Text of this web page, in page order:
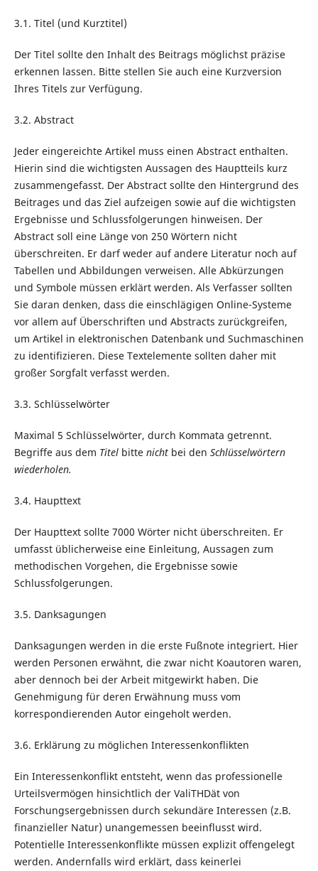
3.1. Titel (und Kurztitel)
Der Titel sollte den Inhalt des Beitrags möglichst präzise
erkennen lassen. Bitte stellen Sie auch eine Kurzversion
Ihres Titels zur Verfügung.
3.2. Abstract
Jeder eingereichte Artikel muss einen Abstract enthalten.
Hierin sind die wichtigsten Aussagen des Hauptteils kurz
zusammengefasst. Der Abstract sollte den Hintergrund des
Beitrages und das Ziel aufzeigen sowie auf die wichtigsten
Ergebnisse und Schlussfolgerungen hinweisen. Der
Abstract soll eine Länge von 250 Wörtern nicht
überschreiten. Er darf weder auf andere Literatur noch auf
Tabellen und Abbildungen verweisen. Alle Abkürzungen
und Symbole müssen erklärt werden. Als Verfasser sollten
Sie daran denken, dass die einschlägigen Online-Systeme
vor allem auf Überschriften und Abstracts zurückgreifen,
um Artikel in elektronischen Datenbank und Suchmaschinen
zu identifizieren. Diese Textelemente sollten daher mit
großer Sorgfalt verfasst werden.
3.3. Schlüsselwörter
Maximal 5 Schlüsselwörter, durch Kommata getrennt.
Begriffe aus dem Titelbitte nichtbei den Schlüsselwörtern
wiederholen.
3.4. Haupttext
Der Haupttext sollte 7000 Wörter nicht überschreiten. Er
umfasst üblicherweise eine Einleitung, Aussagen zum
methodischen Vorgehen, die Ergebnisse sowie
Schlussfolgerungen.
3.5. Danksagungen
Danksagungen werden in die erste Fußnote integriert. Hier
werden Personen erwähnt, die zwar nicht Koautoren waren,
aber dennoch bei der Arbeit mitgewirkt haben. Die
Genehmigung für deren Erwähnung muss vom
korrespondierenden Autor eingeholt werden.
3.6. Erklärung zu möglichen Interessenkonflikten
Ein Interessenkonflikt entsteht, wenn das professionelle
Urteilsvermögen hinsichtlich der ValiTHDät von
Forschungsergebnissen durch sekundäre Interessen (z.B.
finanzieller Natur) unangemessen beeinflusst wird.
Potentielle Interessenkonflikte müssen explizit offengelegt
werden. Andernfalls wird erklärt, dass keinerlei